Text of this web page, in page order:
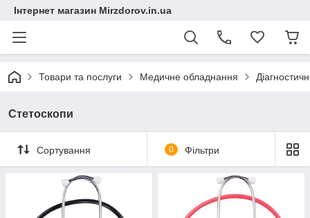
Інтернет магазин Mirzdorov.in.ua
Товари та послуги Медичне обладнання
Стетоскопи
Сортування 0 Фільтри